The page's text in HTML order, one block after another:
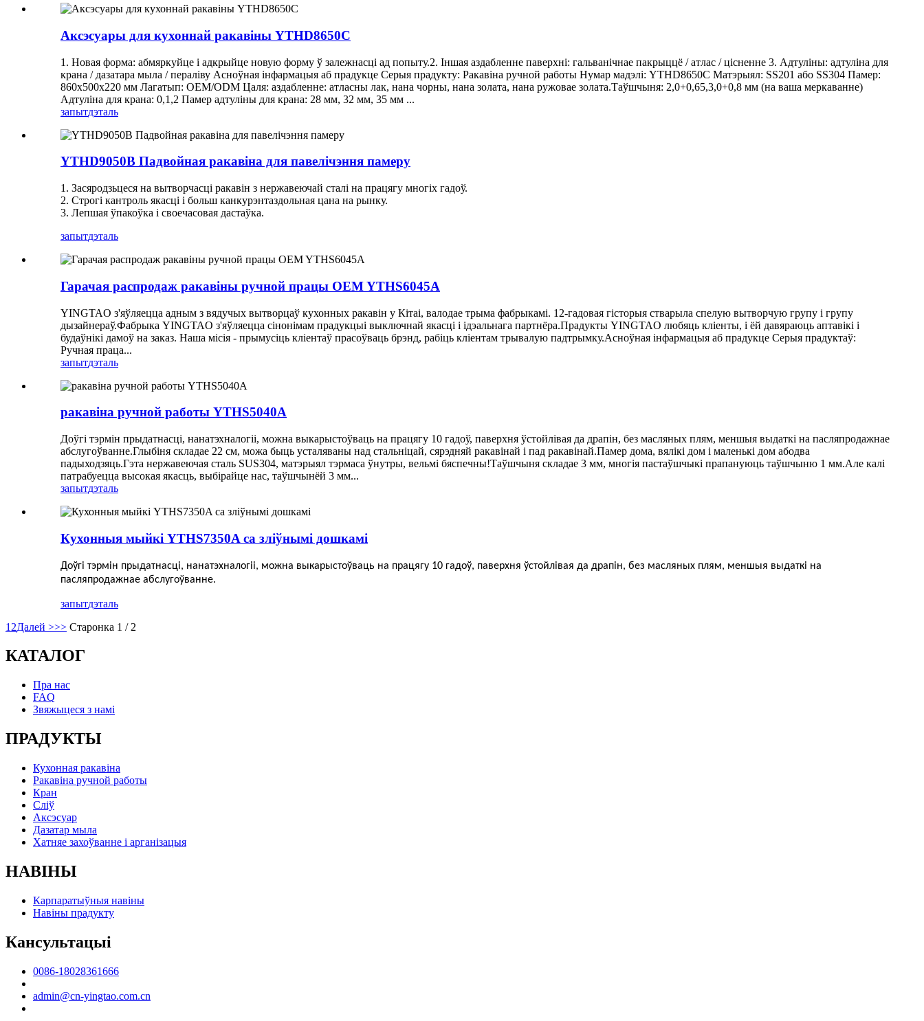
Аксэсуары для кухоннай ракавіны YTHD8650C
1. Новая форма: абмяркуйце і адкрыйце новую форму ў залежнасці ад попыту.2. Іншая аздабленне паверхні: гальванічнае пакрыццё / атлас / цісненне 3. Адтуліны: адтуліна для
крана / дазатара мыла / пераліву Асноўная інфармацыя аб прадукце Серыя прадукту: Ракавіна ручной работы Нумар мадэлі: YTHD8650C Матэрыял: SS201 або SS304 Памер:
860x500x220 мм Лагатып: OEM/ODM Цаля: аздабленне: атласны лак, нана чорны, нана золата, нана ружовае золата.Таўшчыня: 2,0+0,65,3,0+0,8 мм (на ваша меркаванне)
Адтуліна для крана: 0,1,2 Памер адтуліны для крана: 28 мм, 32 мм, 35 ​​мм ...
запытдэталь
YTHD9050B Падвойная ракавіна для павелічэння памеру
1. Засяродзьцеся на вытворчасці ракавін з нержавеючай сталі на працягу многіх гадоў.
2. Строгі кантроль якасці і больш канкурэнтаздольная цана на рынку.
3. Лепшая ўпакоўка і своечасовая дастаўка.
запытдэталь
Гарачая распродаж ракавіны ручной працы OEM YTHS6045A
YINGTAO з'яўляецца адным з вядучых вытворцаў кухонных ракавін у Кітаі, валодае трыма фабрыкамі. 12-гадовая гісторыя стварыла спелую вытворчую групу і групу
дызайнераў.Фабрыка YINGTAO з'яўляецца сінонімам прадукцыі выключнай якасці і ідэальнага партнёра.Прадукты YINGTAO любяць кліенты, і ёй давяраюць аптавікі і
будаўнікі дамоў на заказ. Наша місія - прымусіць кліентаў прасоўваць брэнд, рабіць кліентам трывалую падтрымку.Асноўная інфармацыя аб прадукце Серыя прадуктаў: ​​
Ручная праца...
запытдэталь
ракавіна ручной работы YTHS5040A
Доўгі тэрмін прыдатнасці, нанатэхналогіі, можна выкарыстоўваць на працягу 10 гадоў, паверхня ўстойлівая да драпін, без масляных плям, меншыя выдаткі на пасляпродажнае
абслугоўванне.Глыбіня складае 22 см, можа быць усталяваны над стальніцай, сярэдняй ракавінай і пад ракавінай.Памер дома, вялікі дом і маленькі дом абодва
падыходзяць.Гэта нержавеючая сталь SUS304, матэрыял тэрмаса ўнутры, вельмі бяспечны!Таўшчыня складае 3 мм, многія пастаўшчыкі прапануюць таўшчыню 1 мм.Але калі
патрабуецца высокая якасць, выбірайце нас, таўшчынёй 3 мм...
запытдэталь
Кухонныя мыйкі YTHS7350A са зліўнымі дошкамі
Доўгі тэрмін прыдатнасці, нанатэхналогіі, можна выкарыстоўваць на працягу 10 гадоў, паверхня ўстойлівая да драпін, без масляных плям, меншыя выдаткі на
пасляпродажнае абслугоўванне.
запытдэталь
1 2Далей >>> Старонка 1 / 2
КАТАЛОГ
Пра нас
FAQ
Звяжыцеся з намі
ПРАДУКТЫ
Кухонная ракавіна
Ракавіна ручной работы
Кран
Сліў
Аксэсуар
Дазатар мыла
Хатняе захоўванне і арганізацыя
НАВІНЫ
Карпаратыўныя навіны
Навіны прадукту
Кансультацыі
0086-18028361666
admin@cn-yingtao.com.cn